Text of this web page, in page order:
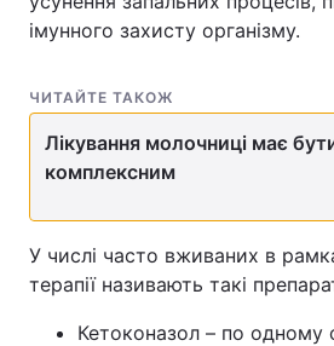
імунного захисту організму.
ЧИТАЙТЕ ТАКОЖ
Лікування молочниці має
комплексним
У числі часто вживаних в
терапії називають такі
Кетоконазол – по одному